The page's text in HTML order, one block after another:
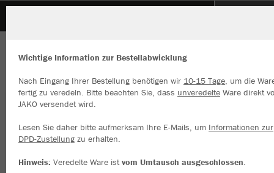
Wichtige Information zur Bestellabwicklung
Nach Eingang Ihrer Bestellung benötigen wir 10-15 Tage, um die
fertig zu veredeln. Bitte beachten Sie, dass unveredelte Ware direkt
JAKO versendet wird.
Lesen Sie daher bitte aufmerksam Ihre E-Mails, um Informationen zur
DPD-Zustellung zu erhalten.
Hinweis: Veredelte Ware istvom Umtausch ausgeschlossen.
Wir verwenden Cookies
Inhalte anzeigen und unsere Website verbessern. Weitere
zu den Cookies findest Du in den Einstellungen.
Alle akzeptieren